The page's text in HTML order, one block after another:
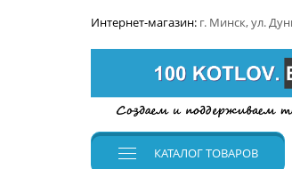
Интернет-магазин: г. Минск, ул.
КАТАЛОГТОВАРОВ